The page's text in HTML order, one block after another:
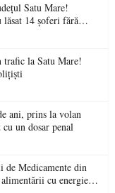
Satu Mare!
lăsat 14 șoferi fără
la Satu Mare!
ani, prins la volan
un dosar penal
de Medicamente din
cu energie